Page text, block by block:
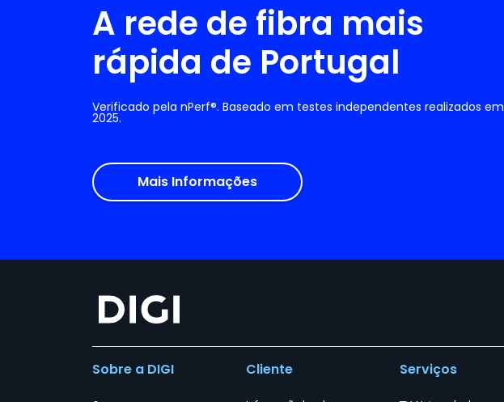
A rede de fibra mais
rápida de Portugal
Verificado pela nPerf®. Baseado em testes independentes realizados em
2025.
Mais Informações
Sobre a DIGI Cliente Serviços